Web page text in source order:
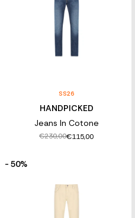
SS26
HANDPICKED
Jeans In Cotone
€230,00€115,00
- 50%